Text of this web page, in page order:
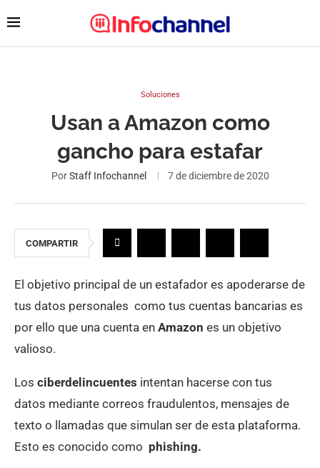
Soluciones
Usan a Amazon como
gancho para estafar
PorStaff Infochannel 7 de diciembre de 2020
COMPARTIR
El objetivo principal de un estafador es apoderarse de
tus datos personales como tus cuentas bancarias es
por ello que una cuenta en Amazon es un objetivo
valioso.
Los ciberdelincuentes intentan hacerse con tus
datos mediante correos fraudulentos, mensajes de
texto o llamadas que simulan ser de esta plataforma.
Esto es conocido como phishing.